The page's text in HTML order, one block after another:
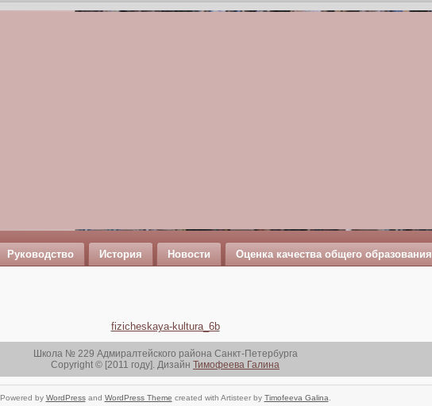
Руководство История Новости Оценка качества общего образования
fizicheskaya-kultura_6b
Школа № 229 Адмиралтейского района Санкт-Петербурга
Copyright © [2011 году]. Дизайн Тимофеева Галина
Powered by WordPressand WordPress Theme created with Artisteer by Timofeeva Galina